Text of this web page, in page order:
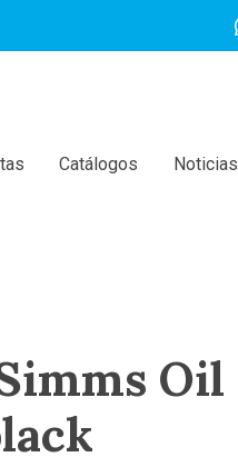
Catálogos Noticias
Oil